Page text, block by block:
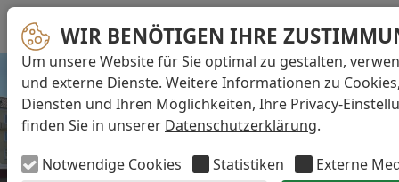
WIR BENÖTIGEN IHRE
Um unsere Website für Sie optimal zu gestalten,
und externe Dienste. Weitere Informationen zu
Diensten und Ihren Möglichkeiten, Ihre Privacy-
finden Sie in unserer Datenschutzerklärung.
Notwendige Cookies
Statistiken
Externe